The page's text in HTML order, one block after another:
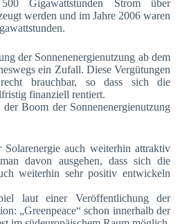
Gigawattstunden Strom über
werden und im Jahre 2006 waren
der Sonnenenergienutzung ab dem
ein Zufall. Diese Vergütungen
brauchbar, so dass sich die
finanziell rentiert.
Boom der Sonnenenergienutzung
auch weiterhin attraktiv
davon ausgehen, dass sich die
weiterhin sehr positiv entwickeln
laut einer Veröffentlichung der
„Greenpeace“ schon innerhalb der